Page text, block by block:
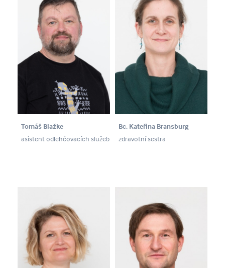
Tomáš Blažke
asistent odlehčovacích služeb
Bc. Kateřina Bransburg
zdravotní sestra